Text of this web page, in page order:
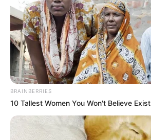
BRAINBERRIES
10 Tallest Women You Won't Believe Exist